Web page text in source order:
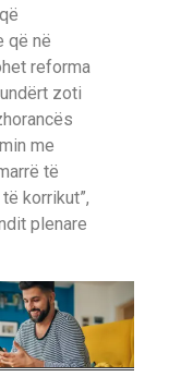
që në
reforma
zoti
me
të
korrikut”,
plenare